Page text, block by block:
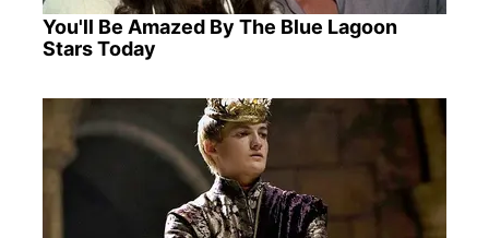
You'll Be Amazed By The Blue Lagoon
Stars Today